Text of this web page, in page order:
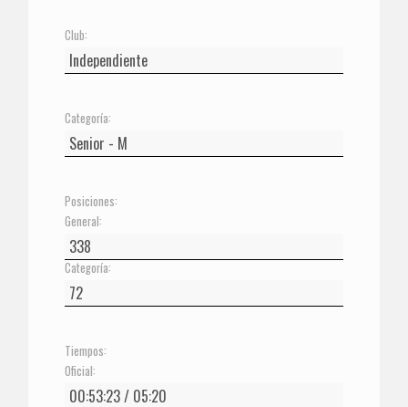
Club:
Categoría:
Posiciones:
General:
Categoría:
Tiempos:
Oficial: